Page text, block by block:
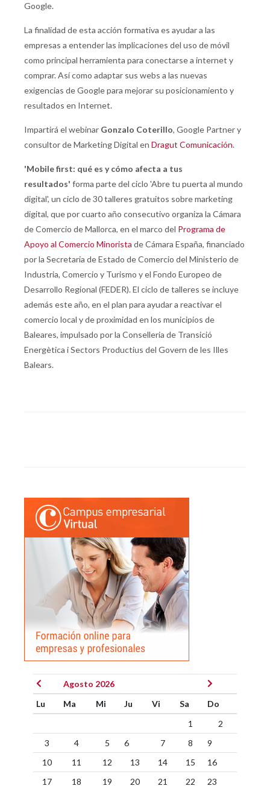
Google.
La finalidad de esta acción formativa es ayudar a las
empresas a entender las implicaciones del uso de móvil
como principal herramienta para conectarse a internet y
comprar. Así como adaptar sus webs a las nuevas
exigencias de Google para mejorar su posicionamiento y
resultados en Internet.
Impartirá el webinar Gonzalo Coterillo, Google Partner y
consultor de Marketing Digital en Dragut Comunicación.
'Mobile first: qué es y cómo afecta a tus
resultados' forma parte del ciclo 'Abre tu puerta al mundo
digital', un ciclo de 30 talleres gratuitos sobre marketing
digital, que por cuarto año consecutivo organiza la Cámara
de Comercio de Mallorca, en el marco del Programa de
Apoyo al Comercio Minorista de Cámara España, financiado
por la Secretaria de Estado de Comercio del Ministerio de
Industria, Comercio y Turismo y el Fondo Europeo de
Desarrollo Regional (FEDER). El ciclo de talleres se incluye
además este año, en el plan para ayudar a reactivar el
comercio local y de proximidad en los municipios de
Baleares, impulsado por la Conselleria de Transició
Energètica i Sectors Productius del Govern de les Illes
Balears.
Agosto 2026
Lu
Ma Mi Ju Vi Sa
Do
1
2
3
4 5 6 7 8
9
10
11 12 13 14 15
16
17
18 19 20 21 22 23